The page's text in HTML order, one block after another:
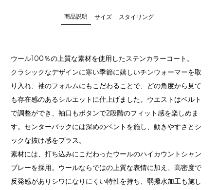
商品説明 サイズ スタイリング
ウール100％の上質な素材を使用したステンカラーコート。
クラシックなデザインに寒い季節に嬉しいチンウォーマーを取
り入れ、袖のフォルムにもこだわることで、どの角度から見て
も存在感のあるシルエットに仕上げました。ウエストはベルト
で調整ができ、袖口もボタンで2段階のフィット感を楽しめま
す。センターバックには深めのベントを施し、動きやすさとシ
ックな抜け感をプラス。
素材には、打ち込みにこだわったウールのハイカウントシャン
ブレーを採用。ウールならではの上質な表情に加え、高密度で
反発感がありシワになりにくい特性を持ち、弱撥水加工も施し